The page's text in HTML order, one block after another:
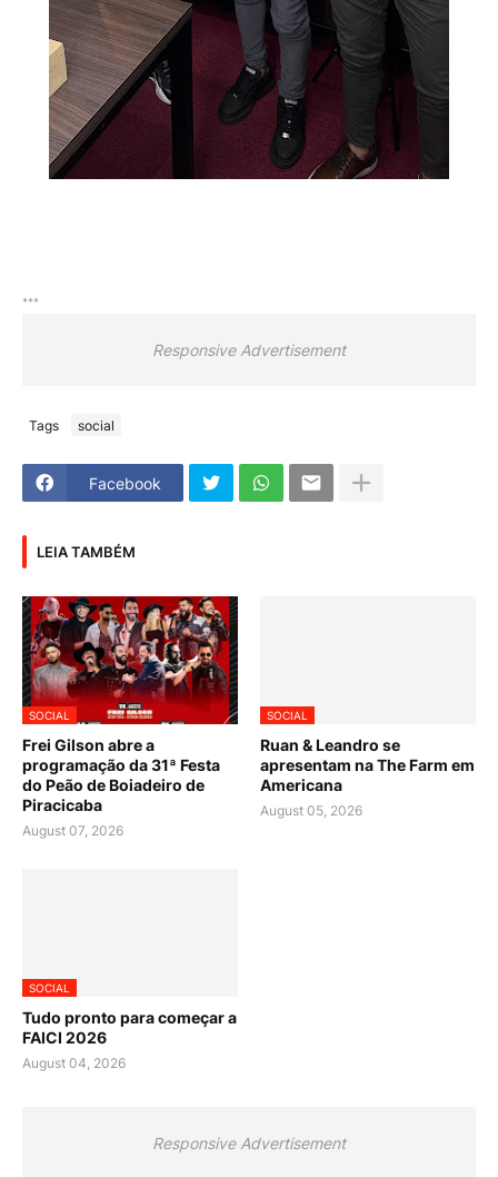
***
Responsive Advertisement
Tags social
Facebook
LEIA TAMBÉM
SOCIAL
Frei Gilson abre a
programação da 31ª Festa
do Peão de Boiadeiro de
Piracicaba
August 07, 2026
SOCIAL
Ruan & Leandro se
apresentam na The Farm em
Americana
August 05, 2026
SOCIAL
Tudo pronto para começar a
FAICI 2026
August 04, 2026
Responsive Advertisement